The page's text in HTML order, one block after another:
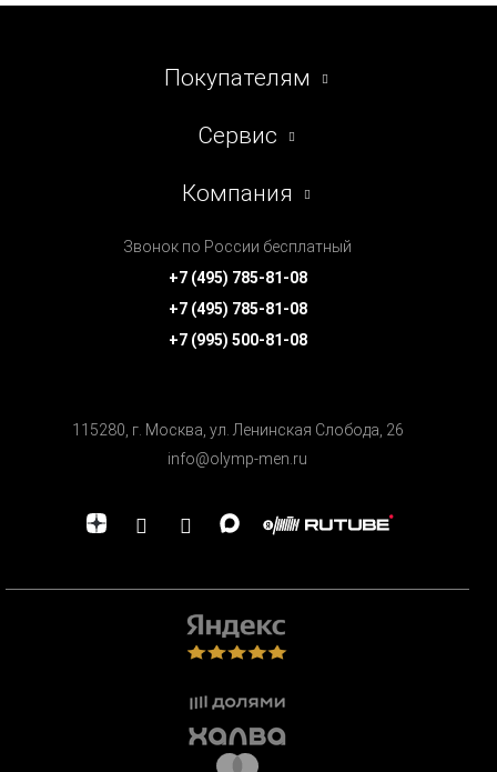
Покупателям
Сервис
Компания
Звонок по России бесплатный
+7 (495) 785-81-08
+7 (495) 785-81-08
+7 (995) 500-81-08
115280, г. Москва, ул. Ленинская Cлобода, 26
info@olymp-men.ru